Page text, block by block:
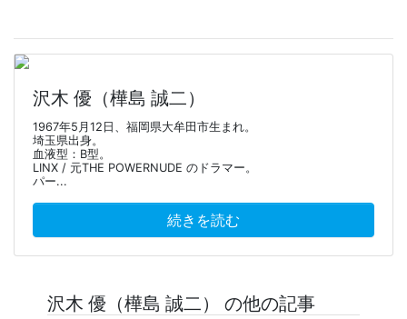
沢木 優（樺島 誠二）
1967年5月12日、福岡県大牟田市生まれ。
埼玉県出身。
血液型：B型。
LINX / 元THE POWERNUDE のドラマー。
パー...
続きを読む
沢木 優（樺島 誠二） の他の記事